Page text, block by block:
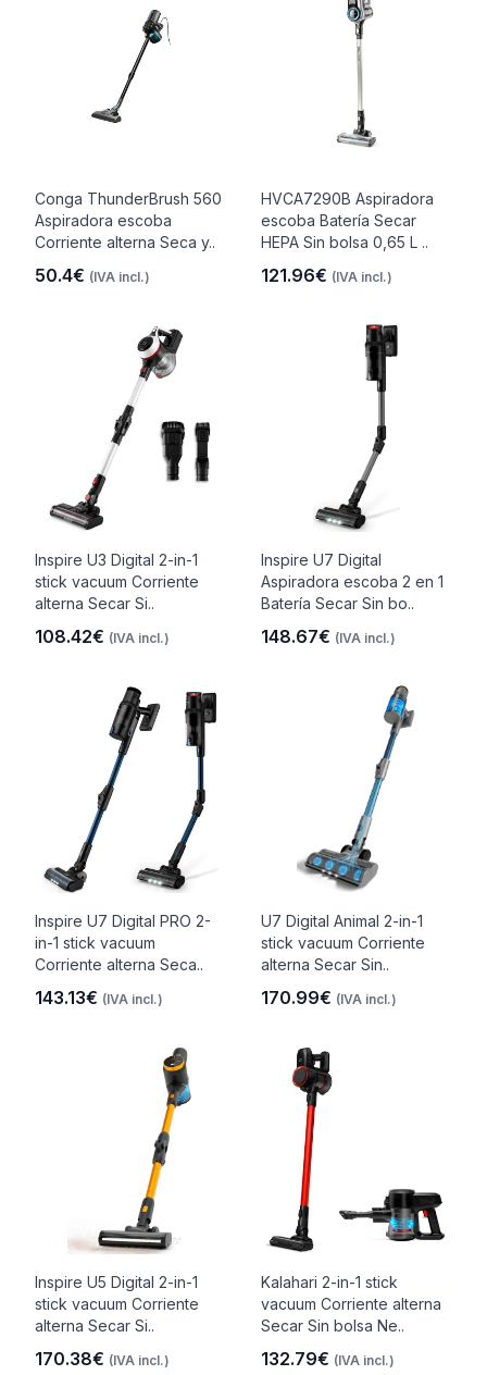
Conga ThunderBrush 560
Aspiradora escoba
Corriente alterna Seca y..
50.4€ (IVA incl.)
HVCA7290B Aspiradora
escoba Batería Secar
HEPA Sin bolsa 0,65 L ..
121.96€ (IVA incl.)
Inspire U3 Digital 2-in-1
stick vacuum Corriente
alterna Secar Si..
108.42€ (IVA incl.)
Inspire U7 Digital
Aspiradora escoba 2 en 1
Batería Secar Sin bo..
148.67€ (IVA incl.)
Inspire U7 Digital PRO 2-
in-1 stick vacuum
Corriente alterna Seca..
143.13€ (IVA incl.)
U7 Digital Animal 2-in-1
stick vacuum Corriente
alterna Secar Sin..
170.99€ (IVA incl.)
Inspire U5 Digital 2-in-1
stick vacuum Corriente
alterna Secar Si..
170.38€ (IVA incl.)
Kalahari 2-in-1 stick
vacuum Corriente alterna
Secar Sin bolsa Ne..
132.79€ (IVA incl.)